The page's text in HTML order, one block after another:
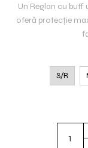
Un Reglan cu buff
oferă protecție
S/R